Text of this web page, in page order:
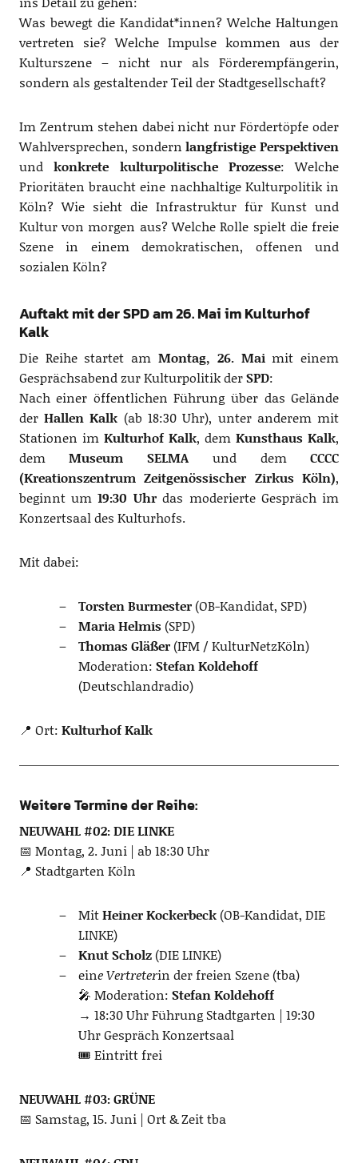
Was bewegt die Kandidat*innen? Welche Haltungen
vertreten sie? Welche Impulse kommen aus der
Kulturszene – nicht nur als Förderempfängerin,
sondern als gestaltender Teil der Stadtgesellschaft?
Im Zentrum stehen dabei nicht nur Fördertöpfe oder
Wahlversprechen, sondernlangfristige Perspektiven
undkonkrete kulturpolitische Prozesse: Welche
Prioritäten braucht eine nachhaltige Kulturpolitik in
Köln? Wie sieht die Infrastruktur für Kunst und
Kultur von morgen aus? Welche Rolle spielt die freie
Szene in einem demokratischen, offenen und
sozialen Köln?
Auftakt mit der SPD am 26. Mai im Kulturhof
Kalk
Die Reihe startet am Montag, 26. Maimit einem
Gesprächsabend zur Kulturpolitik derSPD:
Nach einer öffentlichen Führung über das Gelände
derHallen Kalk (ab 18:30 Uhr), unter anderem mit
Stationen im Kulturhof Kalk, demKunsthaus Kalk,
demMuseum SELMA und demCCCC
(Kreationszentrum Zeitgenössischer Zirkus Köln),
beginnt um19:30 Uhrdas moderierte Gespräch im
Konzertsaal des Kulturhofs.
Mit dabei:
Torsten Burmester(OB-Kandidat, SPD)
Maria Helmis(SPD)
Thomas Gläßer(IFM / KulturNetzKöln)
Moderation: Stefan Koldehoff
(Deutschlandradio)
📍 Ort: Kulturhof Kalk
Weitere Termine der Reihe:
NEUWAHL #02: DIE LINKE
📅 Montag, 2. Juni | ab 18:30 Uhr
📍 Stadtgarten Köln
MitHeiner Kockerbeck(OB-Kandidat, DIE
LINKE)
Knut Scholz(DIE LINKE)
eine Vertreterin der freien Szene (tba)
🎤 Moderation: Stefan Koldehoff
→ 18:30 Uhr Führung Stadtgarten | 19:30
Uhr Gespräch Konzertsaal
🎟️ Eintritt frei
NEUWAHL #03: GRÜNE
📅 Samstag, 15. Juni | Ort & Zeit tba